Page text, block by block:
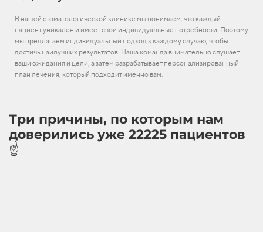
В нашей стоматологической клинике мы понимаем, что каждый
пациент уникален и имеет свои индивидуальные потребности. Поэтому
мы предлагаем индивидуальный подход к каждому случаю, чтобы
достичь наилучших результатов. Наша команда внимательно слушает
ваши ожидания и цели, а затем разрабатывает персонализированный
план лечения, который подходит именно вам.
Три причины, по которым нам
доверились уже 22225 пациентов
☝️